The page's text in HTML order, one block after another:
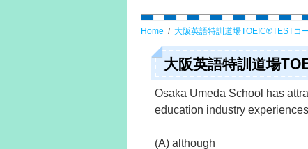
Home 大阪英語特訓道場TOEIC®TESTコ
大阪英語特訓道場
Osaka Umeda School has
education industry
(A) although